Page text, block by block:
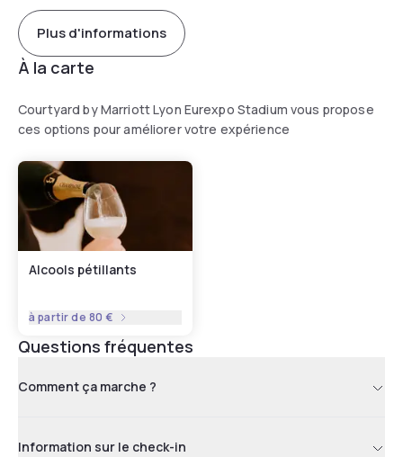
Plus d'informations
À la carte
Courtyard by Marriott Lyon Eurexpo Stadium vous propose
ces options pour améliorer votre expérience
Alcools pétillants
à partir de 80 €
Questions fréquentes
Comment ça marche ?
Information sur le check-in